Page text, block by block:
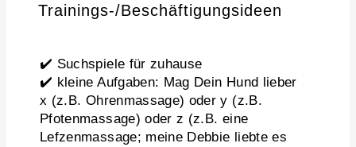
Trainings-/Beschäftigungsideen
✔️ Suchspiele für zuhause
✔️ kleine Aufgaben: Mag Dein Hund lieber
x (z.B. Ohrenmassage) oder y (z.B.
Pfotenmassage) oder z (z.B. eine
Lefzenmassage; meine Debbie liebte es